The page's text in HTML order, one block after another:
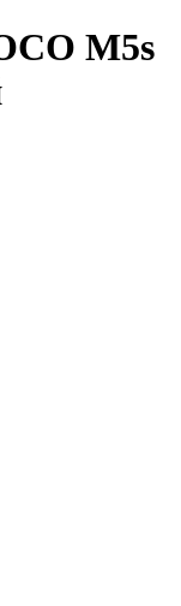
M5s